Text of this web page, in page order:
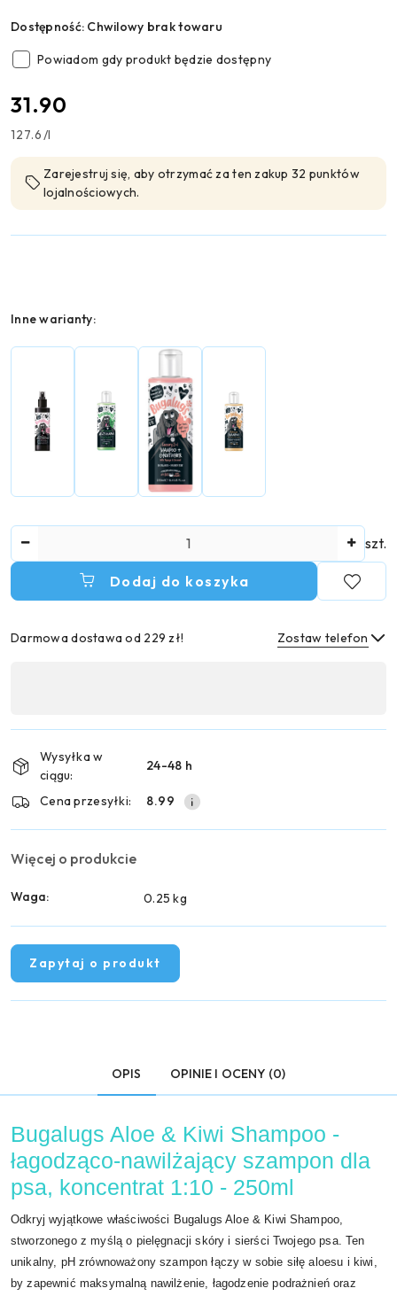
Dostępność: Chwilowy brak towaru
Powiadom gdy produkt będzie dostępny
cena:
31.90
127.6 /l
Zarejestruj się, aby otrzymać za ten zakup 32 punktów
lojalnościowych.
Wariant
Inne warianty:
szt.
Dodaj do koszyka
Darmowa dostawa od 229 zł! Zostaw telefon
dostawa
Wysyłka w
ciągu:
24-48 h
Cena przesyłki: 8.99
Więcej o produkcie
Waga: 0.25 kg
Zapytaj o produkt
OPIS OPINIE I OCENY (0)
Bugalugs Aloe & Kiwi Shampoo -
łagodząco-nawilżający szampon dla
psa, koncentrat 1:10 - 250ml
Odkryj wyjątkowe właściwości Bugalugs Aloe & Kiwi Shampoo,
stworzonego z myślą o pielęgnacji skóry i sierści Twojego psa. Ten
unikalny, pH zrównoważony szampon łączy w sobie siłę aloesu i kiwi,
by zapewnić maksymalną nawilżenie, łagodzenie podrażnień oraz